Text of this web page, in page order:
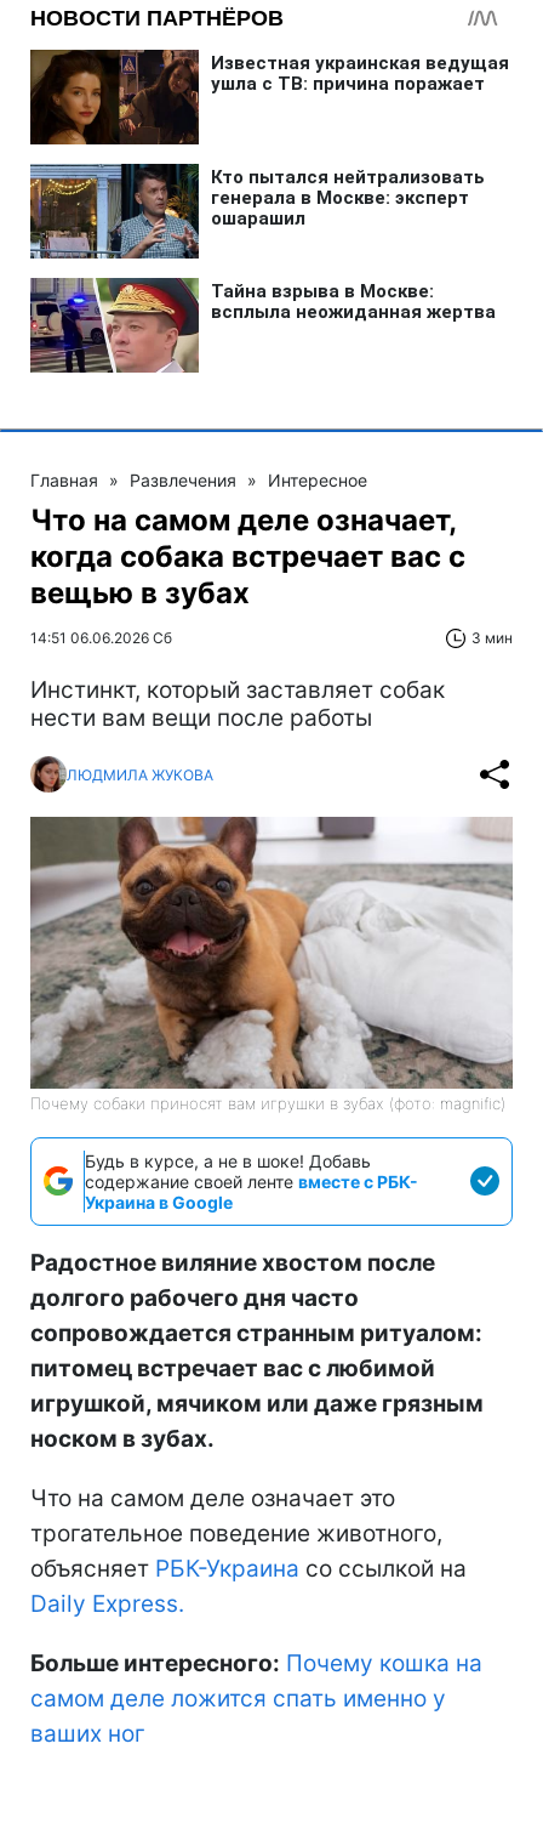
Главная » Развлечения » Интересное
Что на самом деле означает,
когда собака встречает вас с
вещью в зубах
14:51 06.06.2026 Сб 3 мин
Инстинкт, который заставляет собак
нести вам вещи после работы
ЛЮДМИЛА ЖУКОВА
Почему собаки приносят вам игрушки в зубах (фото: magnific)
Будь в курсе, а не в шоке! Добавь
содержание своей ленте вместе с РБК-
Украина в Google
Радостное виляние хвостом после
долгого рабочего дня часто
сопровождается странным ритуалом:
питомец встречает вас с любимой
игрушкой, мячиком или даже грязным
носком в зубах.
Что на самом деле означает это
трогательное поведение животного,
объясняет РБК-Украина со ссылкой на
Daily Express.
Больше интересного: Почему кошка на
самом деле ложится спать именно у
ваших ног